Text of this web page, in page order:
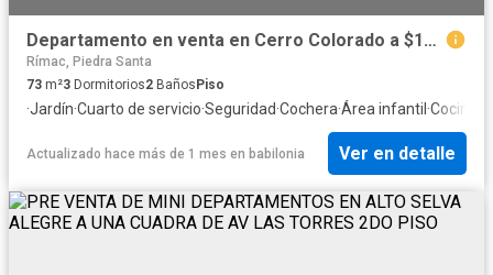
Departamento en venta en Cerro Colorado a $112,000
Rímac, Piedra Santa
73 m²3 Dormitorios2 Baños Piso
·Jardín·Cuarto de servicio·Seguridad·Cochera·Área infantil ·Cocina
Actualizado hace más de 1 mes en babilonia Ver en detalle